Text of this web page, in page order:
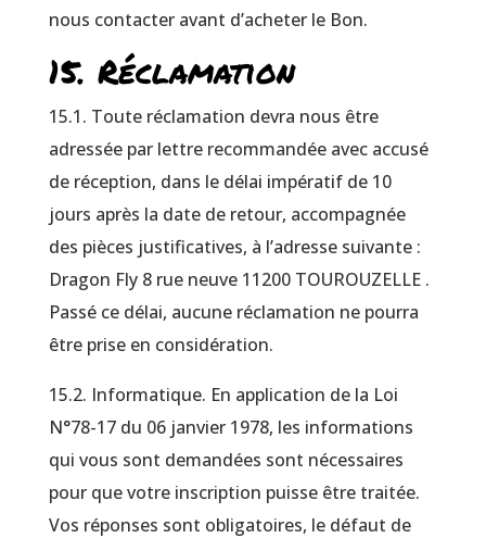
nous contacter avant d’acheter le Bon.
15. Réclamation
15.1. Toute réclamation devra nous être
adressée par lettre recommandée avec accusé
de réception, dans le délai impératif de 10
jours après la date de retour, accompagnée
des pièces justificatives, à l’adresse suivante :
Dragon Fly 8 rue neuve 11200 TOUROUZELLE .
Passé ce délai, aucune réclamation ne pourra
être prise en considération.
15.2. Informatique. En application de la Loi
N°78-17 du 06 janvier 1978, les informations
qui vous sont demandées sont nécessaires
pour que votre inscription puisse être traitée.
Vos réponses sont obligatoires, le défaut de